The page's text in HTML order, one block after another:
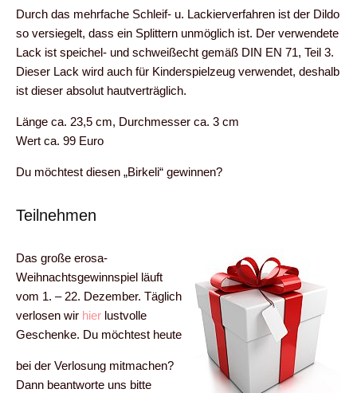
Durch das mehrfache Schleif- u. Lackierverfahren ist der Dildo
so versiegelt, dass ein Splittern unmöglich ist. Der verwendete
Lack ist speichel- und schweißecht gemäß DIN EN 71, Teil 3.
Dieser Lack wird auch für Kinderspielzeug verwendet, deshalb
ist dieser absolut hautverträglich.
Länge ca. 23,5 cm, Durchmesser ca. 3 cm
Wert ca. 99 Euro
Du möchtest diesen „Birkeli“ gewinnen?
Teilnehmen
Das große erosa-
Weihnachtsgewinnspiel läuft
vom 1. – 22. Dezember. Täglich
verlosen wir hier lustvolle
Geschenke. Du möchtest heute
bei der Verlosung mitmachen?
Dann beantworte uns bitte